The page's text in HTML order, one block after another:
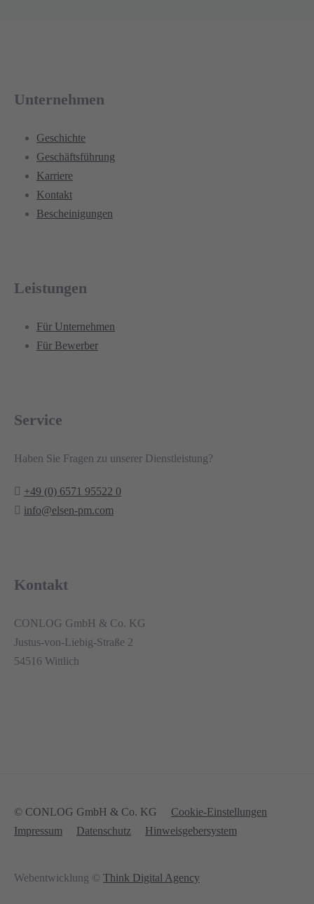
Unternehmen
Geschichte
Geschäftsführung
Karriere
Kontakt
Bescheinigungen
Leistungen
Für Unternehmen
Für Bewerber
Service
Haben Sie Fragen zu unserer Dienstleistung?
+49 (0) 6571 95522 0
info@elsen-pm.com
Kontakt
CONLOG GmbH & Co. KG
Justus-von-Liebig-Straße 2
54516 Wittlich
© CONLOG GmbH & Co. KG
Cookie-Einstellungen
Impressum
Datenschutz Hinweisgebersystem
Webentwicklung © Think Digital Agency